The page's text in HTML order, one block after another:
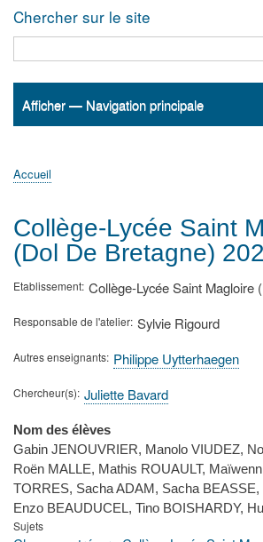
Chercher sur le site
Navigation
Afficher — Navigation principale
Accueil
ActualitésMATh.en.JEANS ?
Régions et Ateliers
Créer, gérer un atelier
Sujets/Publications
Congrès
d'Ariane
Accueil
Collège-Lycée Saint
(Dol De Bretagne)
Etablissement Collège-Lycée Saint Magloire
Responsable de l'atelier Sylvie Rigourd
Autres enseignants Philippe Uytterhaegen
Chercheur(s) Juliette Bavard
Nom des élèves
Gabin JENOUVRIER, Manolo VIUDEZ,
Roën MALLE, Mathis ROUAULT,
TORRES, Sacha ADAM, Sacha BEASSE,
Enzo BEAUDUCEL, Tino BOISHARDY,
Sujets